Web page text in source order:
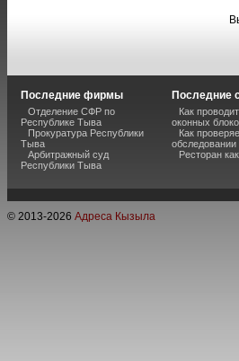
Последние фирмы
Отделение СФР по
Республике Тыва
Прокуратура Республики
Тыва
Арбитражный суд
Республики Тыва
Последние
Как
оконных
Как
обследовании
Ресторан
© 2013-2026 Адреса Кызыла